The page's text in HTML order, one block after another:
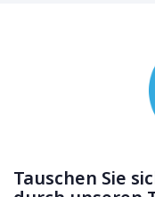
Tauschen Sie